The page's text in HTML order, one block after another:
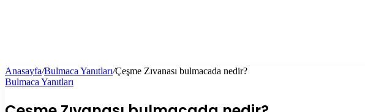
Anasayfa/Bulmaca Yanıtları/Çeşme Zıvanası bulmacada nedir?
Bulmaca Yanıtları